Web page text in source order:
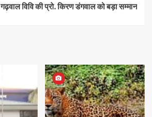
गढ़वाल विवि की प्रो. किरण डंगवाल को बड़ा सम्मान